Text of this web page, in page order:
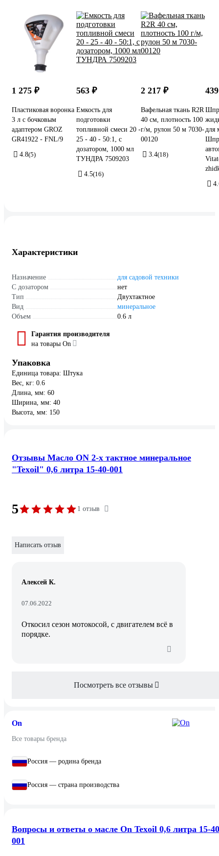
1 275 ₽
Пластиковая воронка
3 л с бочковым
адаптером GROZ
GR41922 - FNL/9
4.8(5)
563 ₽
Емкость для
подготовки
топливной смеси 20 -
25 - 40 - 50:1, с
дозатором, 1000 мл
ТУНДРА 7509203
4.5(16)
2 217 ₽
Вафельная ткань R2R
40 см, плотность 100
г/м, рулон 50 м 7030-
00120
3.4(18)
для
Характеристики
Назначение
для садовой техники
С дозатором
нет
Тип
Двухтактное
Вид
минеральное
Объем
0.6 л
Гарантия производителя
на товары On
Упаковка
Единица товара: Штука
Вес, кг: 0.6
Длина, мм: 60
Ширина, мм: 40
Высота, мм: 150
Отзывы Масло ON 2-х тактное минеральное
"Texoil" 0,6 литра 15-40-001
5 1 отзыв
Написать отзыв
Алексей К.
07.06.2022
Откосил сезон мотокосой, с двигателем всё в
порядке.
Посмотреть все отзывы
On
Все товары бренда
Россия — родина бренда
Россия — страна производства
Вопросы и ответы о масле On Texoil 0,6 литра 15-
001